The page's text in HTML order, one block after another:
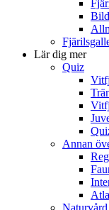
Lär dig mer
Quiz
Annan